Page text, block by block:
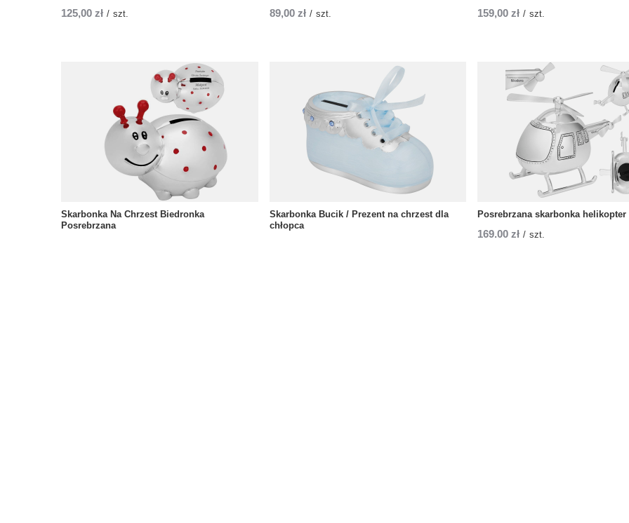
125,00 zł / szt. 89,00 zł / szt. 159,00 zł / szt.
Skarbonka Na Chrzest Biedronka
Posrebrzana
Skarbonka Bucik / Prezent na chrzest dla
chłopca
Posrebrzana skarbonka helikopter
169,00 zł / szt.